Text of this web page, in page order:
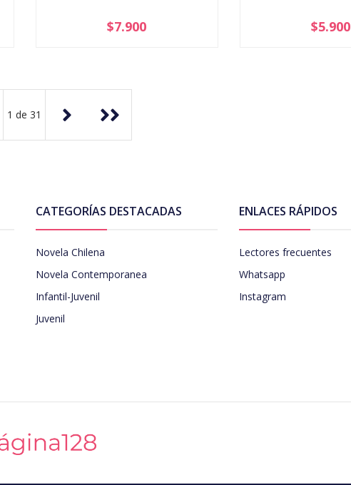
+
$7.900 +
$5.900
1 de 31
CATEGORÍAS DESTACADAS
Novela Chilena
Novela Contemporanea
Infantil-Juvenil
Juvenil
ENLACES RÁPIDOS
Lectores frecuentes
Whatsapp
Instagram